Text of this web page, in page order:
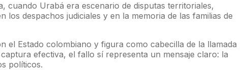
cuando Urabá era escenario de disputas territoriales,
despachos judiciales y en la memoria de las familias de
Estado colombiano y figura como cabecilla de la llamada
efectiva, el fallo sí representa un mensaje claro: la
políticos.